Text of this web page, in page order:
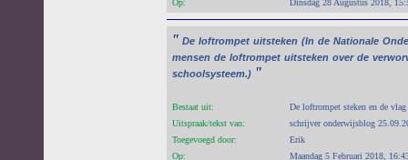
Op:
Dinsdag 28 Augustus 2018,
" De loftrompet uitsteken (In de Nationale
mensen de loftrompet uitsteken over de
schoolsysteem.) "
Bestaat uit:
De loftrompet steken en de
Uitspraak/tekst van:
schrijver onderwijsblog
Toegevoegd door:
Erik
Op:
Maandag 5 Februari 2018,